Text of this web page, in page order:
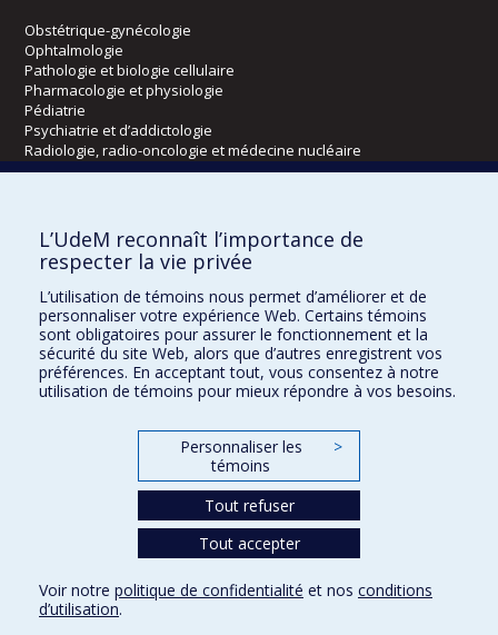
Obstétrique-gynécologie
Ophtalmologie
Pathologie et biologie cellulaire
Pharmacologie et physiologie
Pédiatrie
Psychiatrie et d’addictologie
Radiologie, radio-oncologie et médecine nucléaire
Kinésiologie et des sciences de l’activité physique
Orthophonie et audiologie
Réadaptation
Directions
DPC
CPASS
L’UdeM reconnaît l’importance de
respecter la vie privée
L’utilisation de témoins nous permet d’améliorer et de
personnaliser votre expérience Web. Certains témoins
sont obligatoires pour assurer le fonctionnement et la
sécurité du site Web, alors que d’autres enregistrent vos
préférences. En acceptant tout, vous consentez à notre
utilisation de témoins pour mieux répondre à vos besoins.
Personnaliser les
témoins
>
Tout refuser
Tout accepter
Voir notre politique de confidentialité et nos conditions
d’utilisation.